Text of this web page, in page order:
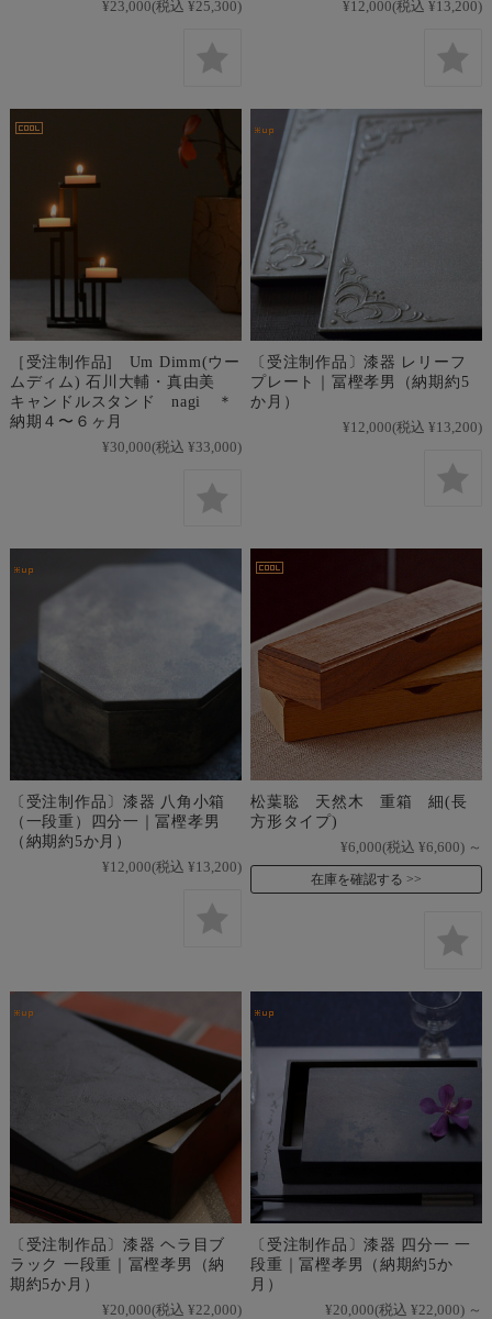
¥23,000(税込 ¥25,300) ¥12,000(税込 ¥13,200)
［受注制作品] Um Dimm(ウー
ムディム) 石川大輔・真由美
キャンドルスタンド nagi ＊
納期４〜６ヶ月
¥30,000(税込 ¥33,000)
〔受注制作品〕漆器 レリーフ
プレート｜冨樫孝男（納期約5
か月）
¥12,000(税込 ¥13,200)
〔受注制作品〕漆器 八角小箱
（一段重）四分一｜冨樫孝男
（納期約5か月）
¥12,000(税込 ¥13,200)
松葉聡 天然木 重箱 細(長
方形タイプ)
¥6,000(税込 ¥6,600) ～
在庫を確認する
〔受注制作品〕漆器 ヘラ目ブ
ラック 一段重｜冨樫孝男（納
期約5か月）
¥20,000(税込 ¥22,000)
〔受注制作品〕漆器 四分一 一
段重｜冨樫孝男（納期約5か
月）
¥20,000(税込 ¥22,000) ～